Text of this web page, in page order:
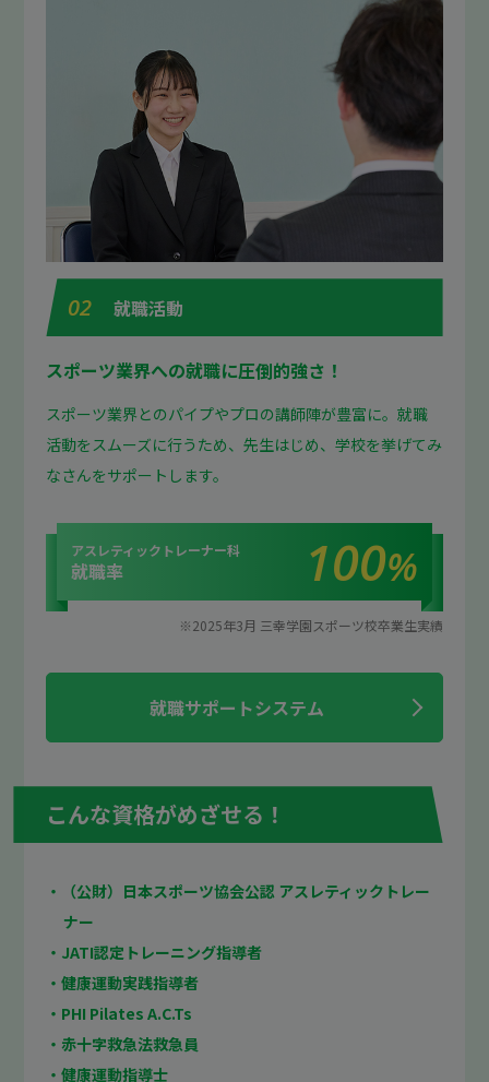
02 就職活動
スポーツ業界への就職に圧倒的強さ！
スポーツ業界とのパイプやプロの講師陣が豊富に。就職
活動をスムーズに行うため、先生はじめ、学校を挙げてみ
なさんをサポートします。
アスレティックトレーナー科
就職率 100%
※2025年3月 三幸学園スポーツ校卒業生実績
就職サポートシステム
こんな資格がめざせる！
・（公財）日本スポーツ協会公認 アスレティックトレー
ナー
・JATI認定トレーニング指導者
・健康運動実践指導者
・PHI Pilates A.C.Ts
・赤十字救急法救急員
・健康運動指導士